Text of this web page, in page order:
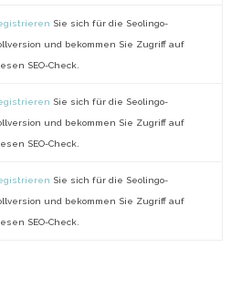
Sie sich für die Seolingo-
und bekommen Sie Zugriff auf
SEO-Check.
Sie sich für die Seolingo-
und bekommen Sie Zugriff auf
SEO-Check.
Sie sich für die Seolingo-
und bekommen Sie Zugriff auf
SEO-Check.